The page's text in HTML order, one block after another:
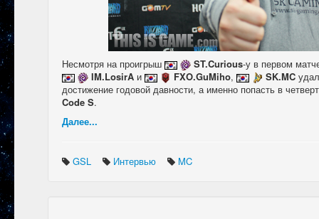
Несмотря на проигрыш ST.Curious-у в первом
IM.LosirA и FXO.GuMiho, SK.MC
достижение годовой давности, а именно попасть в
Code S.
Далее...
GSL Интервью MC